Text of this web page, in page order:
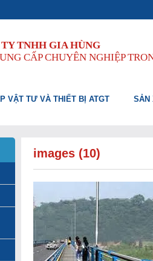
TNHH GIA HÙNG
CẤP CHUYÊN NGHIỆP
VẬT TƯ VÀ THIẾT BỊ ATGT SẢN
images (10)